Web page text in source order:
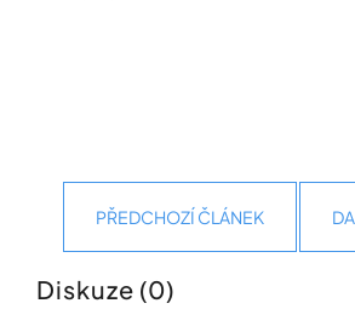
PŘEDCHOZÍ ČLÁNEK
Diskuze (0)